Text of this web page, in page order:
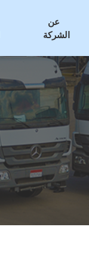
عن
الشركة